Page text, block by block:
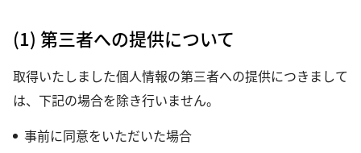
(1) 第三者への提供について
取得いたしました個人情報の第三者への提供につきまして
は、下記の場合を除き行いません。
事前に同意をいただいた場合